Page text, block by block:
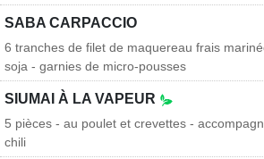
SABA CARPACCIO
6 tranches de filet de maquereau frais
soja - garnies de micro-pousses
SIUMAI À LA VAPEUR
5 pièces - au poulet et crevettes -
chili